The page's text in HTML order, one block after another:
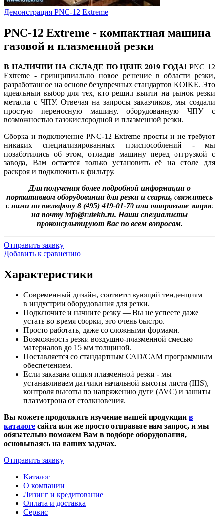
Демонстрация PNC-12 Extreme
PNC-12 Extreme - компактная машина
газовой и плазменной резки
В НАЛИЧИИ НА СКЛАДЕ ПО ЦЕНЕ 2019 ГОДА! PNC-12
Extreme - принципиально новое решение в области резки,
разработанное на основе безупречных стандартов KOIKE. Это
идеальный выбор для тех, кто решил выйти на рынок резки
металла с ЧПУ. Отвечая на запросы заказчиков, мы создали
простую переносную машину, оборудованную ЧПУ с
возможностью газокислородной и плазменной резки.
Сборка и подключение PNC-12 Extreme просты и не требуют
никаких специализированных приспособлений - мы
позаботились об этом, отладив машину перед отгрузкой с
завода, Вам остается только установить её на столе для
раскроя и подключить к фильтру.
Для получения более подробной информации о
портативном оборудовании для резки и сварки, свяжитесь
с нами по телефону 8 (495)419-01-70 или отправьте запрос
на почту info@rutekh.ru. Наши специалисты
проконсультируют Вас по всем вопросам.
Отправить заявку
Добавить к сравнению
Характеристики
Современный дизайн, соответствующий тенденциям
в индустрии оборудования для резки.
Подключите и начните резку — Вы не успеете даже
устать во время сборки, это очень быстро.
Просто работать, даже со сложными формами.
Возможность резки воздушно-плазменной смесью
материалов до 15 мм толщиной.
Поставляется со стандартным CAD/CAM программным
обеспечением.
Если заказана опция плазменной резки - мы
устанавливаем датчики начальной высоты листа (IHS),
контроля высоты по напряжению дуги (AVC) и защиты
плазмотрона от столкновения.
Вы можете продолжить изучение нашей продукции в
каталоге сайта или же просто отправьте нам запрос, и мы
обязательно поможем Вам в подборе оборудования,
основываясь на ваших задачах.
Отправить заявку
Каталог
О компании
Лизинг и кредитование
Оплата и доставка
Сервис